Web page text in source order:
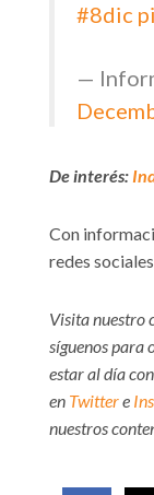
#8dic
—
De interés:
Con
redes sociales
Visita nuestro
síguenos para
estar al día
en Twittere
nuestros